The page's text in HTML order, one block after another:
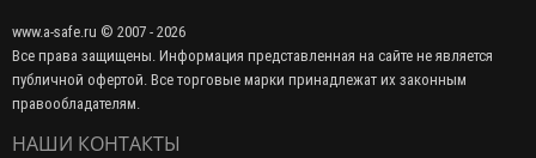
www.a-safe.ru © 2007 - 2026
Все права защищены. Информация представленная на сайте не является
публичной офертой. Все торговые марки принадлежат их законным
правообладателям.
НАШИ КОНТАКТЫ